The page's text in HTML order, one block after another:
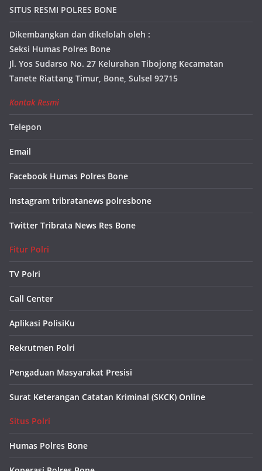
SITUS RESMI POLRES BONE
Dikembangkan dan dikelolah oleh :
Seksi Humas Polres Bone
Jl. Yos Sudarso No. 27 Kelurahan Tibojong Kecamatan
Tanete Riattang Timur, Bone, Sulsel 92715
Kontak Resmi
Telepon
Email
Facebook Humas Polres Bone
Instagram tribratanews polresbone
Twitter Tribrata News Res Bone
Fitur Polri
TV Polri
Call Center
Aplikasi PolisiKu
Rekrutmen Polri
Pengaduan Masyarakat Presisi
Surat Keterangan Catatan Kriminal (SKCK) Online
Situs Polri
Humas Polres Bone